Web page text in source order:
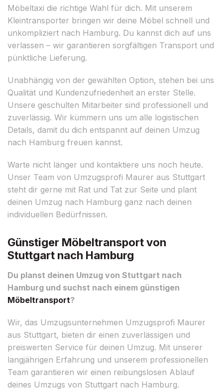
Möbeltaxi die richtige Wahl für dich. Mit unserem
Kleintransporter bringen wir deine Möbel schnell und
unkompliziert nach Hamburg. Du kannst dich auf uns
verlassen – wir garantieren sorgfältigen Transport und
pünktliche Lieferung.
Unabhängig von der gewählten Option, stehen bei uns
Qualität und Kundenzufriedenheit an erster Stelle.
Unsere geschulten Mitarbeiter sind professionell und
zuverlässig. Wir kümmern uns um alle logistischen
Details, damit du dich entspannt auf deinen Umzug
nach Hamburg freuen kannst.
Warte nicht länger und kontaktiere uns noch heute.
Unser Team von Umzugsprofi Maurer aus Stuttgart
steht dir gerne mit Rat und Tat zur Seite und plant
deinen Umzug nach Hamburg ganz nach deinen
individuellen Bedürfnissen.
Günstiger Möbeltransport von
Stuttgart nach Hamburg
Du planst deinen Umzug von Stuttgart nach
Hamburg und suchst nach einem günstigen
Möbeltransport?
Wir, das Umzugsunternehmen Umzugsprofi Maurer
aus Stuttgart, bieten dir einen zuverlässigen und
preiswerten Service für deinen Umzug. Mit unserer
langjährigen Erfahrung und unserem professionellen
Team garantieren wir einen reibungslosen Ablauf
deines Umzugs von Stuttgart nach Hamburg.